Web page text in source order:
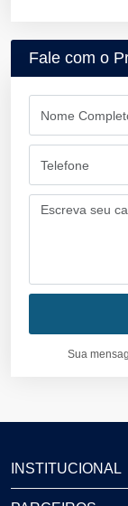
Fale com o
Sua
INSTITUCIONAL